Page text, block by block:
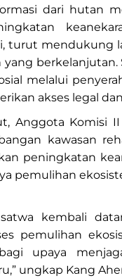
dari hutan
turut
melalui
akses legal
Anggota Komisi
kawasan
peningkatan
pemulihan
satwa kembali
pemulihan
upaya
ungkap Kang